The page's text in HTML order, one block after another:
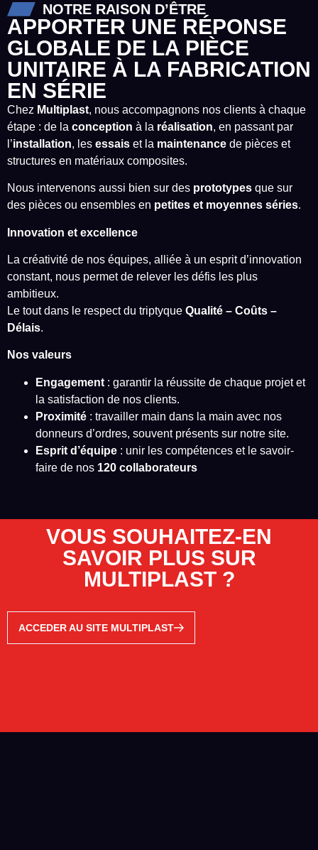
NOTRE RAISON D’ÊTRE
APPORTER UNE RÉPONSE
GLOBALE DE LA PIÈCE
UNITAIRE À LA FABRICATION
EN SÉRIE
Chez Multiplast, nous accompagnons nos clients à chaque
étape : de la conception à la réalisation, en passant par
l’installation, les essais et la maintenance de pièces et
structures en matériaux composites.
Nous intervenons aussi bien sur des prototypes que sur
des pièces ou ensembles en petites et moyennes séries.
Innovation et excellence
La créativité de nos équipes, alliée à un esprit d’innovation
constant, nous permet de relever les défis les plus
ambitieux.
Le tout dans le respect du triptyque Qualité – Coûts –
Délais.
Nos valeurs
Engagement : garantir la réussite de chaque projet et
la satisfaction de nos clients.
Proximité : travailler main dans la main avec nos
donneurs d’ordres, souvent présents sur notre site.
Esprit d’équipe : unir les compétences et le savoir-
faire de nos 120 collaborateurs
VOUS SOUHAITEZ-EN
SAVOIR PLUS SUR
MULTIPLAST ?
ACCEDER AU SITE MULTIPLAST